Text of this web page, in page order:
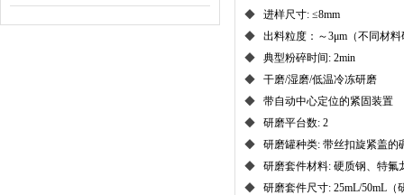
屏
◆ 进样尺寸: ≤8mm
◆ 出料粒度：～3μm（不同材
◆ 典型粉碎时间: 2min
◆ 干磨/湿磨/低温冷冻研磨
◆ 带自动中心定位的紧固装置
◆ 研磨平台数: 2
◆ 研磨罐种类: 带丝扣旋紧盖的
◆ 研磨套件材料: 硬质钢、特氟
◆ 研磨套件尺寸: 25mL/50mL（